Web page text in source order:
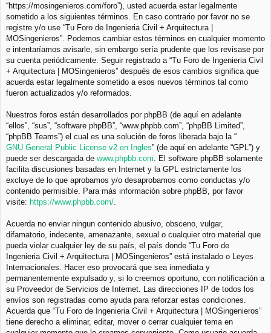
“https://mosingenieros.com/foro”), usted acuerda estar legalmente
sometido a los siguientes términos. En caso contrario por favor no se
registre y/o use “Tu Foro de Ingenieria Civil + Arquitectura |
MOSingenieros”. Podemos cambiar estos términos en cualquier momento
e intentaríamos avisarle, sin embargo sería prudente que los revisase por
su cuenta periódicamente. Seguir registrado a “Tu Foro de Ingenieria Civil
+ Arquitectura | MOSingenieros” después de esos cambios significa que
acuerda estar legalmente sometido a esos nuevos términos tal como
fueron actualizados y/o reformados.
Nuestros foros están desarrollados por phpBB (de aquí en adelante
“ellos”, “sus”, “software phpBB”, “www.phpbb.com”, “phpBB Limited”,
“phpBB Teams”) el cual es una solución de foros liberada bajo la “
GNU General Public License v2 en Ingles” (de aquí en adelante “GPL”) y
puede ser descargada de www.phpbb.com . El software phpBB solamente
facilita discusiones basadas en Internet y la GPL estrictamente los
excluye de lo que aprobamos y/o desaprobamos como conductas y/o
contenido permisible. Para más información sobre phpBB, por favor
visite: https://www.phpbb.com/
Acuerda no enviar ningun contenido abusivo, obsceno, vulgar,
difamatorio, indecente, amenazante, sexual o cualquier otro material que
pueda violar cualquier ley de su país, el país donde “Tu Foro de
Ingenieria Civil + Arquitectura | MOSingenieros” está instalado o Leyes
Internacionales. Hacer eso provocará que sea inmediata y
permanentemente expulsado y, si lo creemos oportuno, con notificación a
su Proveedor de Servicios de Internet. Las direcciones IP de todos los
envíos son registradas como ayuda para reforzar estas condiciones.
Acuerda que “Tu Foro de Ingenieria Civil + Arquitectura | MOSingenieros”
tiene derecho a eliminar, editar, mover o cerrar cualquier tema en